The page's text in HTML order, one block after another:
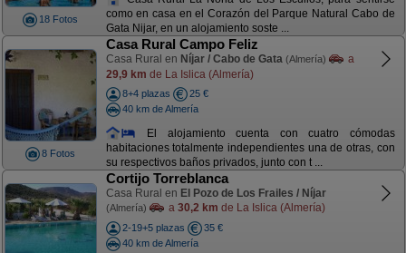
18 Fotos
como en casa en el Corazón del Parque Natural Cabo de
Gata Nijar, en un alojamiento soste ...
8 Fotos
Casa Rural Campo Feliz
Casa Rural en Níjar / Cabo de Gata (Almería)
a
29,9 km de La Islica (Almería)
8+4 plazas
25 €
40 km de Almería
El alojamiento cuenta con cuatro cómodas
habitaciones totalmente independientes una de otras, con
su respectivos baños privados, junto con t ...
Cortijo Torreblanca
Casa Rural en El Pozo de Los Frailes / Níjar
(Almería) a 30,2 km de La Islica (Almería)
2-19+5 plazas
35 €
40 km de Almería